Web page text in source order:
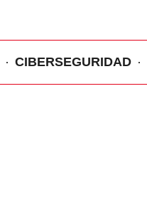
CIBERSEGURIDAD